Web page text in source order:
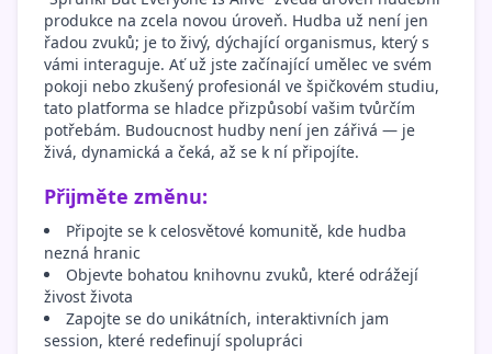
produkce na zcela novou úroveň. Hudba už není jen
řadou zvuků; je to živý, dýchající organismus, který s
vámi interaguje. Ať už jste začínající umělec ve svém
pokoji nebo zkušený profesionál ve špičkovém studiu,
tato platforma se hladce přizpůsobí vašim tvůrčím
potřebám. Budoucnost hudby není jen zářivá — je
živá, dynamická a čeká, až se k ní připojíte.
Přijměte změnu:
Připojte se k celosvětové komunitě, kde hudba
nezná hranic
Objevte bohatou knihovnu zvuků, které odrážejí
živost života
Zapojte se do unikátních, interaktivních jam
session, které redefinují spolupráci